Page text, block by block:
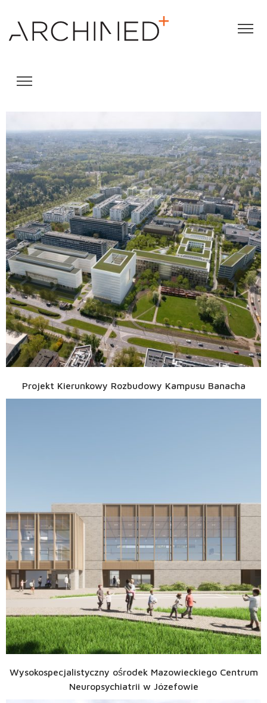
Projekt Kierunkowy Rozbudowy Kampusu Banacha
Wysokospecjalistyczny ośrodek Mazowieckiego Centrum
Neuropsychiatrii w Józefowie